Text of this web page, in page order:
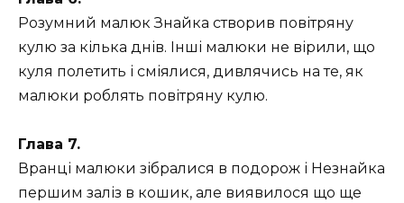
Розумний малюк Знайка створив повітряну
кулю за кілька днів. Інші малюки не вірили, що
куля полетить і сміялися, дивлячись на те, як
малюки роблять повітряну кулю.
Глава 7.
Вранці малюки зібралися в подорож і Незнайка
першим заліз в кошик, але виявилося що ще